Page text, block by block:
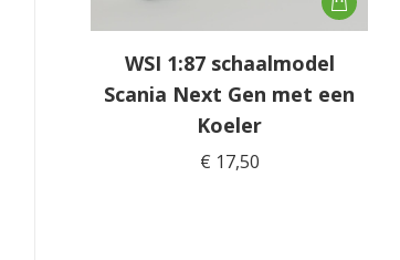
WSI 1:87 schaalmodel
Scania Next Gen met een
Koeler
€ 17,50